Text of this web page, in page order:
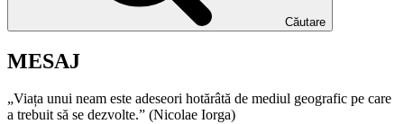
Căutare
MESAJ
„Viața unui neam este adeseori hotărâtă de mediul geografic pe care
a trebuit să se dezvolte.” (Nicolae Iorga)